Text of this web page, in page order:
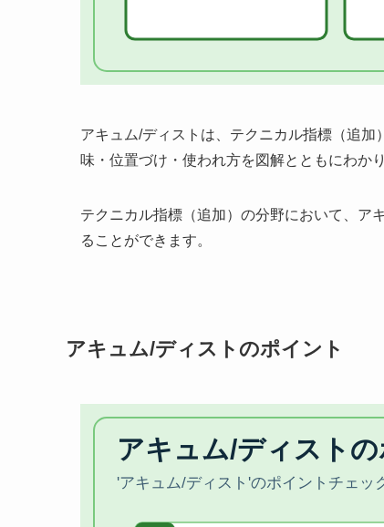
アキュム/ディストは、テクニカル指標（追
味・位置づけ・使われ方を図解とともにわか
テクニカル指標（追加）の分野において、ア
ることができます。
アキュム/ディストのポイント